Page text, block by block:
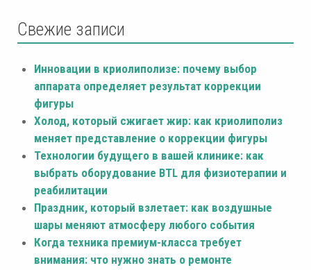
Свежие записи
Инновации в криолиполизе: почему выбор
аппарата определяет результат коррекции
фигуры
Холод, который сжигает жир: как криолиполиз
меняет представление о коррекции фигуры
Технологии будущего в вашей клинике: как
выбрать оборудование BTL для физиотерапии и
реабилитации
Праздник, который взлетает: как воздушные
шары меняют атмосферу любого события
Когда техника премиум-класса требует
внимания: что нужно знать о ремонте